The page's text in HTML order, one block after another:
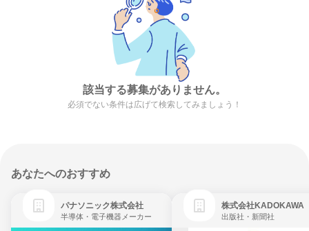
該当する募集がありません。
必須でない条件は広げて検索してみましょう！
あなたへのおすすめ
パナソニック株式会社
半導体・電子機器メーカー
株式会社KADOKAWA
出版社・新聞社